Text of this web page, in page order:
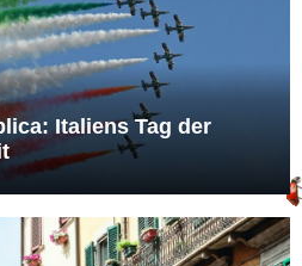
Italiens Tag der